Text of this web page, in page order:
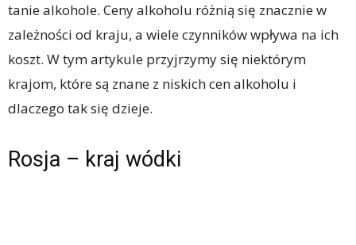
tanie alkohole. Ceny alkoholu różnią się znacznie w
zależności od kraju, a wiele czynników wpływa na ich
koszt. W tym artykule przyjrzymy się niektórym
krajom, które są znane z niskich cen alkoholu i
dlaczego tak się dzieje.
Rosja – kraj wódki